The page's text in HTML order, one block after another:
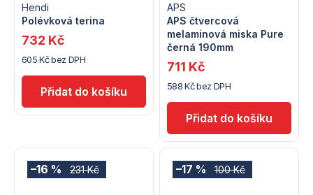
Polévková terina
Hendi
605 Kč bez DPH
732 Kč
APS čtvercová
melaminová miska Pure
černá 190mm
APS
588 Kč bez DPH
711 Kč
231 Kč
–16 % 100 Kč
–17 %